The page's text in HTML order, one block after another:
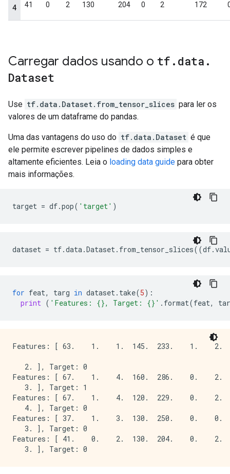
Carregar dados usando o tf . data .
Dataset
Use tf.data.Dataset.from_tensor_slices para ler os
valores de um dataframe do pandas.
Uma das vantagens do uso do tf.data.Dataset é que
ele permite escrever pipelines de dados simples e
altamente eficientes. Leia o loading data guide para obter
mais informações.
target = df.pop( 'target' )
dataset = tf.data.Dataset. from_tensor_slices((df.
for feat, targ in dataset. take(5):
print ( 'Features: {}, Target: {} ' . format(feat,
Features: [ 63.    1.    1.  145.  233.    1.
   2. ], Target: 0
Features: [ 67.    1.    4.  160.  286.    0.
   3. ], Target: 1
Features: [ 67.    1.    4.  120.  229.    0.
   4. ], Target: 0
Features: [ 37.    1.    3.  130.  250.    0.
   3. ], Target: 0
Features: [ 41.    0.    2.  130.  204.    0.